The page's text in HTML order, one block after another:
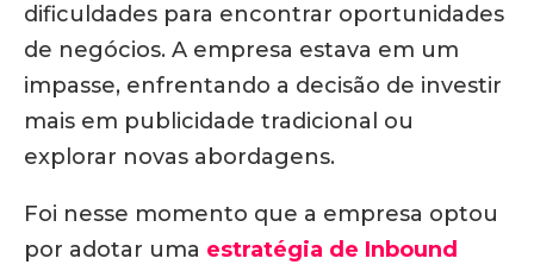
dificuldades para encontrar oportunidades
de negócios. A empresa estava em um
impasse, enfrentando a decisão de investir
mais em publicidade tradicional ou
explorar novas abordagens.
Foi nesse momento que a empresa optou
por adotar uma estratégia de Inbound